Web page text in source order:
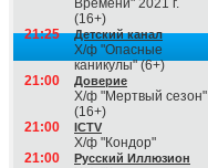
Времени" 2021 г.
(16+)
21:25
Детский канал
Х/ф "Опасные
каникулы" (6+)
21:00
Доверие
Х/ф "Мертвый сезон"
(16+)
21:00
ICTV
Х/ф "Кондор"
21:00
Русский Иллюзион